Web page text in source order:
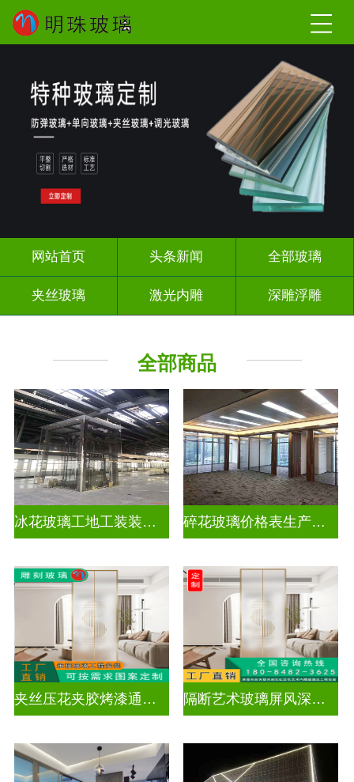
网站首页 头条新闻 全部玻璃
夹丝玻璃 激光内雕 深雕浮雕
千 层 镜
全部商品
冰花玻璃工地工装装饰玻璃 碎花玻璃价格表生产电话
夹丝压花夹胶烤漆通电深雕浮雕玻璃 隔断艺术玻璃屏风深雕浮雕玻璃